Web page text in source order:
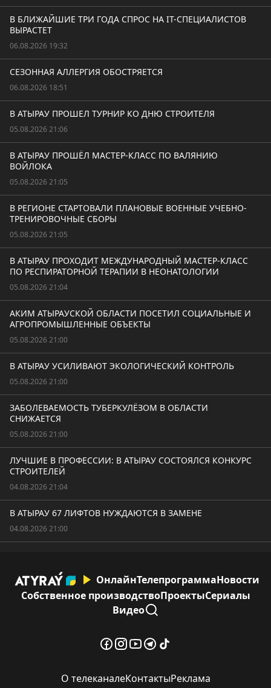
В БЛИЖАЙШИЕ ТРИ ГОДА СПРОС НА IT-СПЕЦИАЛИСТОВ
ВЫРАСТЕТ
06.08.2026 19:32
СЕЗОННАЯ АЛЛЕРГИЯ ОБОСТРЯЕТСЯ
06.08.2026 18:51
В АТЫРАУ ПРОШЕЛ ТУРНИР КО ДНЮ СТРОИТЕЛЯ
05.08.2026 21:06
В АТЫРАУ ПРОШЁЛ МАСТЕР-КЛАСС ПО ВАЛЯНИЮ
ВОЙЛОКА
05.08.2026 21:05
В РЕГИОНЕ СТАРТОВАЛИ ПЛАНОВЫЕ ВОЕННЫЕ УЧЕБНО-
ТРЕНИРОВОЧНЫЕ СБОРЫ
05.08.2026 21:05
В АТЫРАУ ПРОХОДИТ МЕЖДУНАРОДНЫЙ МАСТЕР-КЛАСС
ПО РЕСПИРАТОРНОЙ ТЕРАПИИ В НЕОНАТОЛОГИИ
05.08.2026 21:04
АКИМ АТЫРАУСКОЙ ОБЛАСТИ ПОСЕТИЛ СОЦИАЛЬНЫЕ И
АГРОПРОМЫШЛЕННЫЕ ОБЪЕКТЫ
05.08.2026 21:00
В АТЫРАУ УСИЛИВАЮТ ЭКОЛОГИЧЕСКИЙ КОНТРОЛЬ
05.08.2026 21:00
ЗАБОЛЕВАЕМОСТЬ ТУБЕРКУЛЁЗОМ В ОБЛАСТИ
СНИЖАЕТСЯ
05.08.2026 21:00
ЛУЧШИЕ В ПРОФЕССИИ: В АТЫРАУ СОСТОЯЛСЯ КОНКУРС
СТРОИТЕЛЕЙ
04.08.2026 21:04
В АТЫРАУ 67 ЛИФТОВ НУЖДАЮТСЯ В ЗАМЕНЕ
04.08.2026 21:00
ОнлайнТелепрограммаНовости
Собственное производствоПроектыСериалы
Видео
О телеканалеКонтактыРеклама